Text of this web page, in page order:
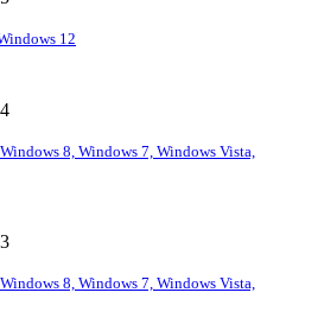
12
8, Windows 7, Windows Vista,
8, Windows 7, Windows Vista,